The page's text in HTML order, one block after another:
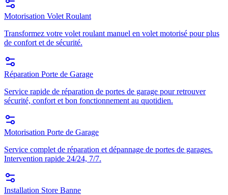
Motorisation Volet Roulant
Transformez votre volet roulant manuel en volet motorisé pour plus
de confort et de sécurité.
Réparation Porte de Garage
Service rapide de réparation de portes de garage pour retrouver
sécurité, confort et bon fonctionnement au quotidien.
Motorisation Porte de Garage
Service complet de réparation et dépannage de portes de garages.
Intervention rapide 24/24, 7/7.
Installation Store Banne